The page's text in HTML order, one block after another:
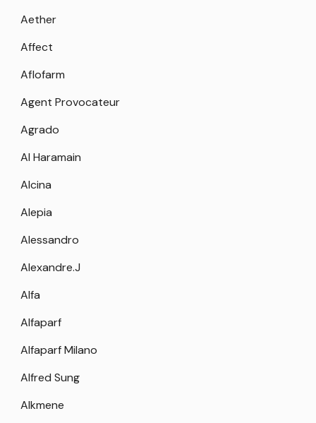
Aether
Affect
Aflofarm
Agent Provocateur
Agrado
Al Haramain
Alcina
Alepia
Alessandro
Alexandre.J
Alfa
Alfaparf
Alfaparf Milano
Alfred Sung
Alkmene